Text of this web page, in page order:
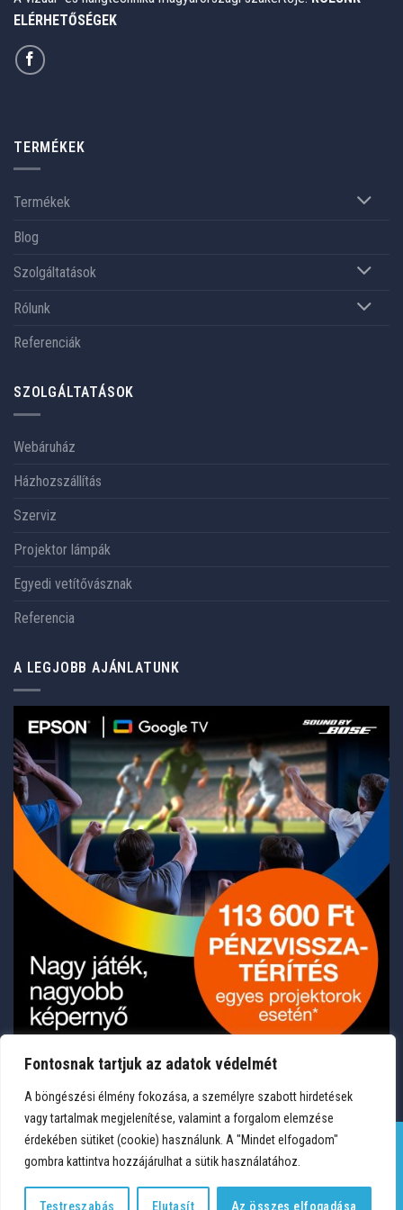
Fontosnak tartjuk az adatok védelmét
A böngészési élmény fokozása, a személyre szabott hirdetések
vagy tartalmak megjelenítése, valamint a forgalom elemzése
érdekében sütiket (cookie) használunk. A "Mindet elfogadom"
gombra kattintva hozzájárulhat a sütik használatához.
Testreszabás Elutasít Az összes elfogadása
ELÉRHETŐSÉGEK
TERMÉKEK
Termékek
Blog
Szolgáltatások
Rólunk
Referenciák
SZOLGÁLTATÁSOK
Webáruház
Házhozszállítás
Szerviz
Projektor lámpák
Egyedi vetítővásznak
Referencia
A LEGJOBB AJÁNLATUNK